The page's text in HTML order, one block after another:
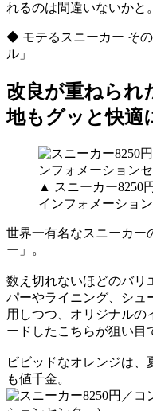
れるのは間違いないかと。
◆ モテるスニーカー そ
ル」
改良が重ねられ
地もグッと快適
▲ スニーカー8250
インフォメーション
世界一有名なスニーカー
ー」。
数え切れないほどのバリ
パーやライニング、シュ
用しつつ、オリジナルの
ードしたこちらが狙い目
ビビッドなオレンジは、
も値千金。